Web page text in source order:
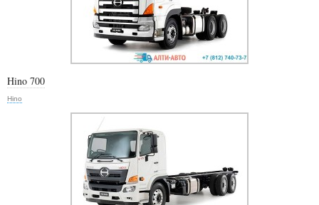
Hino 700
Hino